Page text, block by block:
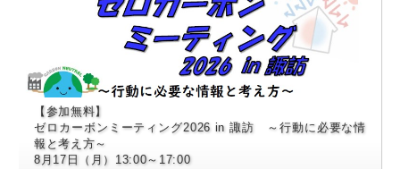
【参加無料】
ゼロカーボンミーティング2026 in 諏訪 ～行動に必要な情
報と考え方～
8月17日（月）13:00～17:00